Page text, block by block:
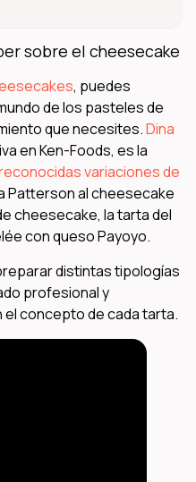
sobre el cheesecake
, puedes
de los pasteles de
que necesites.Dina
en Ken-Foods, es la
variaciones de
Patterson al cheesecake
cheesecake, la tarta del
con queso Payoyo.
distintas tipologías
profesional y
concepto de cada tarta.